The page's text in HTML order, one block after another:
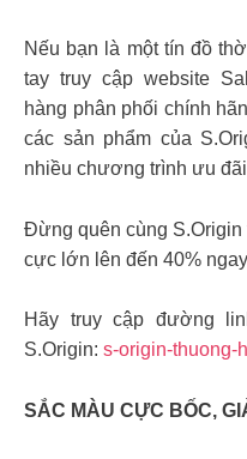
Nếu bạn là một tín đồ
tay truy cập website
hàng phân phối chính
các sản phẩm của
nhiều chương trình ưu
Đừng quên cùng
cực lớn lên đến 40%
Hãy truy cập đường
S.Origin: s-origin-thuong-
SẮC MÀU CỰC BỐC,